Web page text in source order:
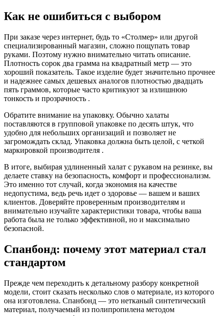
Как не ошибиться с выбором
При заказе через интернет, будь то «Столмер» или другой
специализированный магазин, сложно пощупать товар
руками. Поэтому нужно внимательно читать описание.
Плотность сорок два грамма на квадратный метр — это
хороший показатель. Такое изделие будет значительно прочнее
и надежнее самых дешевых аналогов плотностью двадцать
пять граммов, которые часто критикуют за излишнюю
тонкость и прозрачность .
Обратите внимание на упаковку. Обычно халаты
поставляются в групповой упаковке по десять штук, что
удобно для небольших организаций и позволяет не
загромождать склад. Упаковка должна быть целой, с четкой
маркировкой производителя .
В итоге, выбирая удлиненный халат с рукавом на резинке, вы
делаете ставку на безопасность, комфорт и профессионализм.
Это именно тот случай, когда экономия на качестве
недопустима, ведь речь идет о здоровье — вашем и ваших
клиентов. Доверяйте проверенным производителям и
внимательно изучайте характеристики товара, чтобы ваша
работа была не только эффективной, но и максимально
безопасной.
Спанбонд: почему этот материал стал
стандартом
Прежде чем переходить к детальному разбору конкретной
модели, стоит сказать несколько слов о материале, из которого
она изготовлена. Спанбонд — это нетканый синтетический
материал, получаемый из полипропилена методом